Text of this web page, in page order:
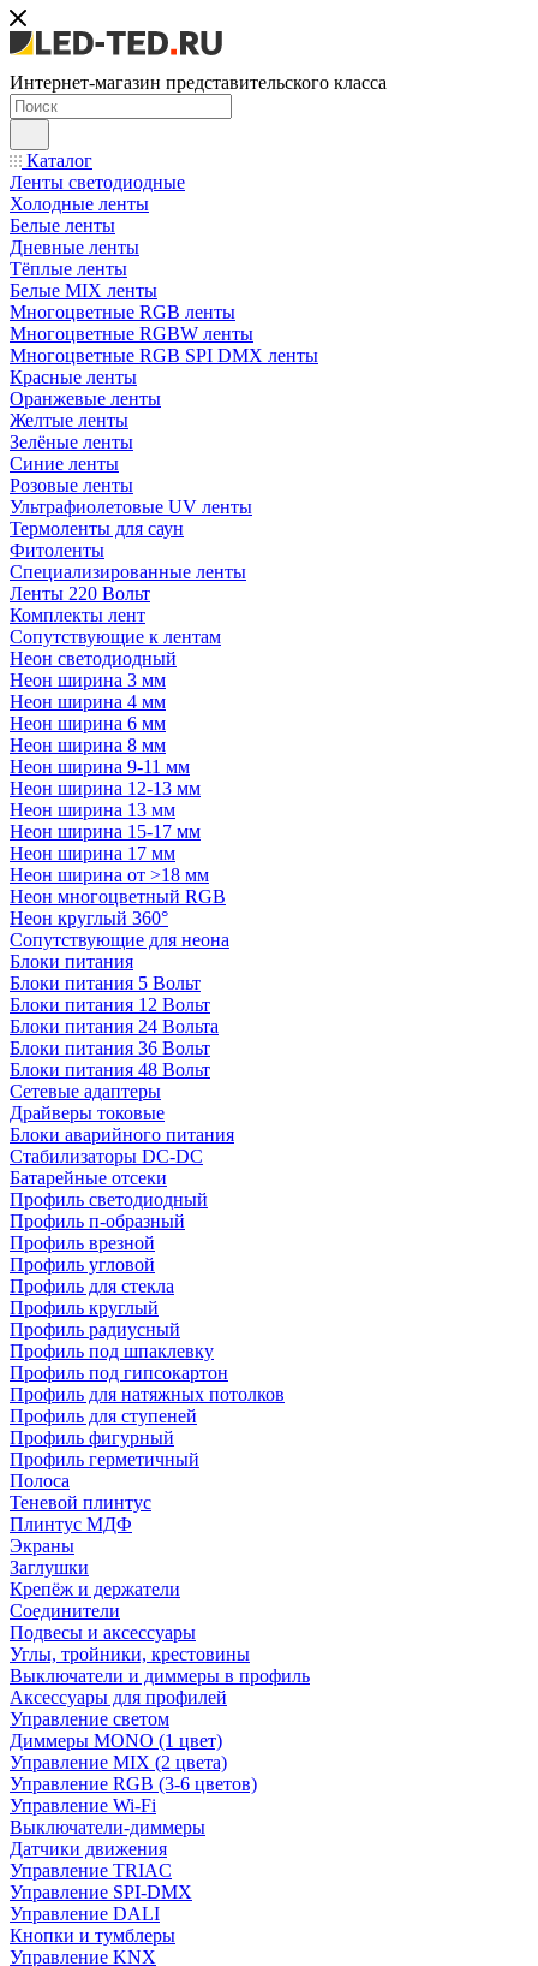
Интернет-магазин представительского класса
Каталог
Ленты светодиодные
Холодные ленты
Белые ленты
Дневные ленты
Тёплые ленты
Белые MIX ленты
Многоцветные RGB ленты
Многоцветные RGBW ленты
Многоцветные RGB SPI DMX ленты
Красные ленты
Оранжевые ленты
Желтые ленты
Зелёные ленты
Синие ленты
Розовые ленты
Ультрафиолетовые UV ленты
Термоленты для саун
Фитоленты
Специализированные ленты
Ленты 220 Вольт
Комплекты лент
Сопутствующие к лентам
Неон светодиодный
Неон ширина 3 мм
Неон ширина 4 мм
Неон ширина 6 мм
Неон ширина 8 мм
Неон ширина 9-11 мм
Неон ширина 12-13 мм
Неон ширина 13 мм
Неон ширина 15-17 мм
Неон ширина 17 мм
Неон ширина от >18 мм
Неон многоцветный RGB
Неон круглый 360°
Сопутствующие для неона
Блоки питания
Блоки питания 5 Вольт
Блоки питания 12 Вольт
Блоки питания 24 Вольта
Блоки питания 36 Вольт
Блоки питания 48 Вольт
Сетевые адаптеры
Драйверы токовые
Блоки аварийного питания
Стабилизаторы DC-DC
Батарейные отсеки
Профиль светодиодный
Профиль п-образный
Профиль врезной
Профиль угловой
Профиль для стекла
Профиль круглый
Профиль радиусный
Профиль под шпаклевку
Профиль под гипсокартон
Профиль для натяжных потолков
Профиль для ступеней
Профиль фигурный
Профиль герметичный
Полоса
Теневой плинтус
Плинтус МДФ
Экраны
Заглушки
Крепёж и держатели
Соединители
Подвесы и аксессуары
Углы, тройники, крестовины
Выключатели и диммеры в профиль
Аксессуары для профилей
Управление светом
Диммеры MONO (1 цвет)
Управление MIX (2 цвета)
Управление RGB (3-6 цветов)
Управление Wi-Fi
Выключатели-диммеры
Датчики движения
Управление TRIAC
Управление SPI-DMX
Управление DALI
Кнопки и тумблеры
Управление KNX